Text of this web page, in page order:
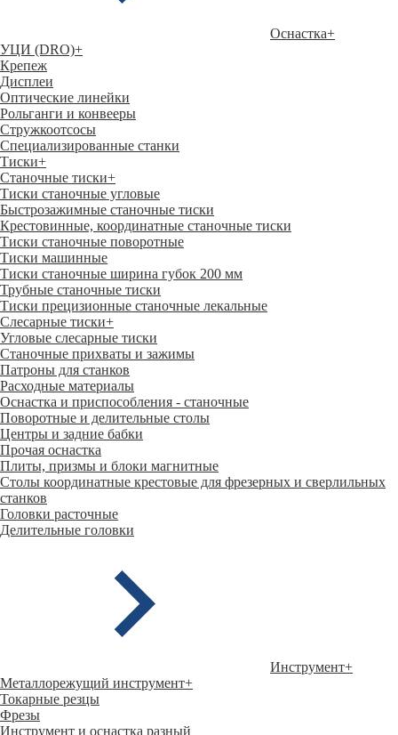
Оснастка+
УЦИ (DRO)+
Крепеж
Дисплеи
Оптические линейки
Рольганги и конвееры
Стружкоотсосы
Специализированные станки
Тиски+
Станочные тиски+
Тиски станочные угловые
Быстрозажимные станочные тиски
Крестовинные, координатные станочные тиски
Тиски станочные поворотные
Тиски машинные
Тиски станочные ширина губок 200 мм
Трубные станочные тиски
Тиски прецизионные станочные лекальные
Слесарные тиски+
Угловые слесарные тиски
Станочные прихваты и зажимы
Патроны для станков
Расходные материалы
Оснастка и приспособления - станочные
Поворотные и делительные столы
Центры и задние бабки
Прочая оснастка
Плиты, призмы и блоки магнитные
Столы координатные крестовые для фрезерных и сверлильных
станков
Головки расточные
Делительные головки
Инструмент+
Металлорежущий инструмент+
Токарные резцы
Фрезы
Инструмент и оснастка разный